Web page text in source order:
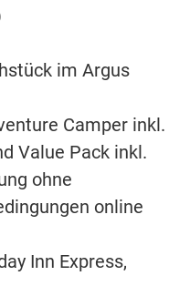
im Argus
Camper inkl.
Value Pack inkl.
ohne
online
Inn Express,